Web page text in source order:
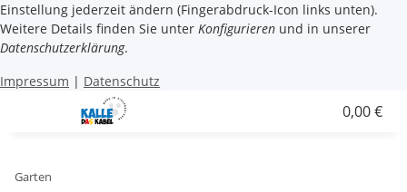
Einstellung jederzeit ändern (Fingerabdruck-Icon links unten).
Weitere Details finden Sie unter Konfigurieren und in unserer
Datenschutzerklärung.
Impressum | Datenschutz
0,00 €
Garten